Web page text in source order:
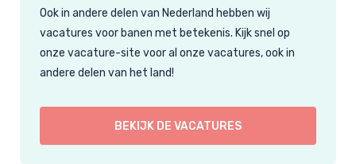
Ook in andere delen van Nederland hebben wij
vacatures voor banen met betekenis. Kijk snel op
onze vacature-site voor al onze vacatures, ook in
andere delen van het land!
BEKIJK DE VACATURES